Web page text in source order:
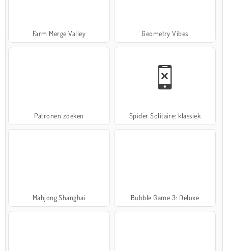
Farm Merge Valley Geometry Vibes
Patronen zoeken Spider Solitaire: klassiek
Mahjong Shanghai Bubble Game 3: Deluxe